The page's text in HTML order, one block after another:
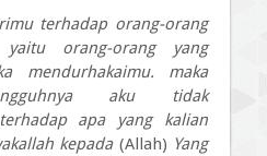
terhadap orang-orang
yaitu orang-orang yang
mendurhakaimu. maka
aku tidak
apa yang kalian
kepada (Allah) Yang